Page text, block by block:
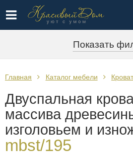
Показать
Главная Каталог мебели
Двуспальная
массива
изголовьем и
mbst/195